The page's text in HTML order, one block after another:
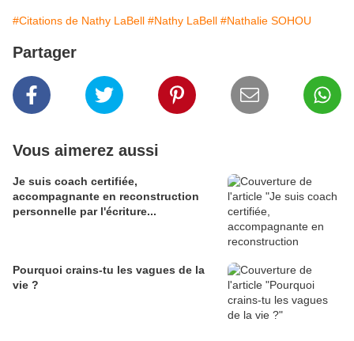
#Citations de Nathy LaBell #Nathy LaBell #Nathalie SOHOU
Partager
Vous aimerez aussi
Je suis coach certifiée,
accompagnante en reconstruction
personnelle par l'écriture...
Pourquoi crains-tu les vagues de la
vie ?